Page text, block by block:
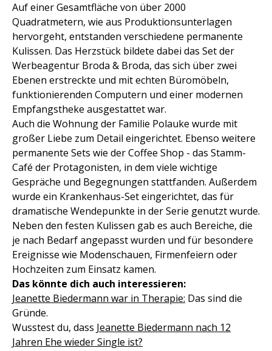
Auf einer Gesamtfläche von über 2000
Quadratmetern, wie aus Produktionsunterlagen
hervorgeht, entstanden verschiedene permanente
Kulissen. Das Herzstück bildete dabei das Set der
Werbeagentur Broda & Broda, das sich über zwei
Ebenen erstreckte und mit echten Büromöbeln,
funktionierenden Computern und einer modernen
Empfangstheke ausgestattet war.
Auch die Wohnung der Familie Polauke wurde mit
großer Liebe zum Detail eingerichtet. Ebenso weitere
permanente Sets wie der Coffee Shop - das Stamm-
Café der Protagonisten, in dem viele wichtige
Gespräche und Begegnungen stattfanden. Außerdem
wurde ein Krankenhaus-Set eingerichtet, das für
dramatische Wendepunkte in der Serie genutzt wurde.
Neben den festen Kulissen gab es auch Bereiche, die
je nach Bedarf angepasst wurden und für besondere
Ereignisse wie Modenschauen, Firmenfeiern oder
Hochzeiten zum Einsatz kamen.
Das könnte dich auch interessieren:
Jeanette Biedermann war in Therapie: Das sind die
Gründe.
Wusstest du, dass Jeanette Biedermann nach 12
Jahren Ehe wieder Single ist?